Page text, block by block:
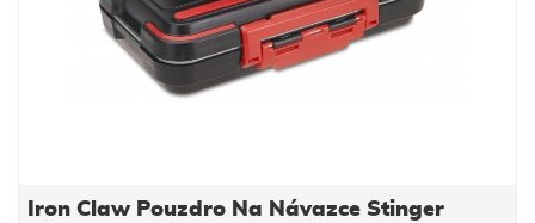
Iron Claw Pouzdro Na Návazce Stinger